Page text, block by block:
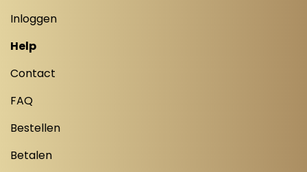
Inloggen
Help
Contact
FAQ
Bestellen
Betalen